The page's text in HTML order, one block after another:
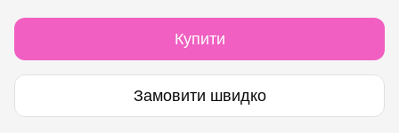
Купити
Замовити швидко